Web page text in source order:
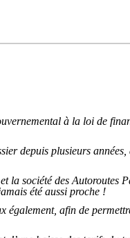
à la loi de
depuis plusieurs
la société des Autoroutes
été aussi proche !
afin de